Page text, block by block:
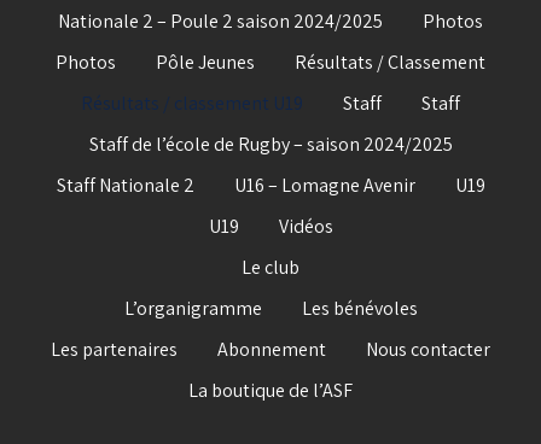
Nationale 2 – Poule 2 saison 2024/2025
Photos
Photos
Pôle Jeunes
Résultats / Classement
Résultats / classement U19
Staff
Staff
Staff de l’école de Rugby – saison 2024/2025
Staff Nationale 2
U16 – Lomagne Avenir
U19
U19
Vidéos
Le club
L’organigramme
Les bénévoles
Les partenaires
Abonnement
Nous contacter
La boutique de l’ASF